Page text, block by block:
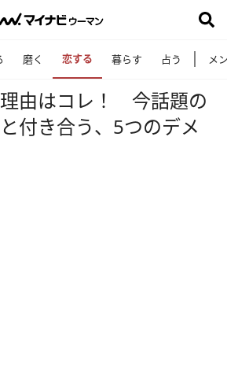
磨く 恋する 暮らす 占う メ
由はコレ！ 今話題の
付き合う、5つのデメ